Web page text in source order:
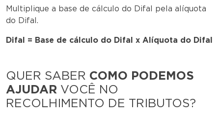
Multiplique a base de cálculo do Difal pela alíquota
do Difal.
Difal = Base de cálculo do Difal x Alíquota do Difal
QUER SABER COMO PODEMOS
AJUDAR VOCÊ NO
RECOLHIMENTO DE TRIBUTOS?